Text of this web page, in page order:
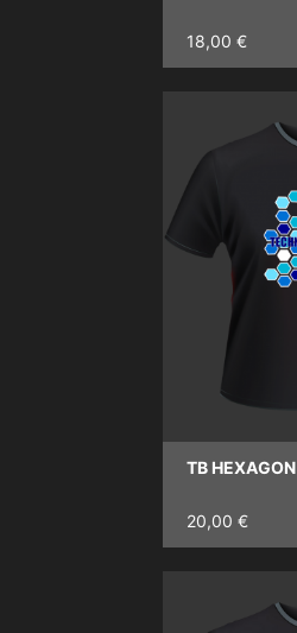
18,00 €
TB HEXAGON
20,00 €